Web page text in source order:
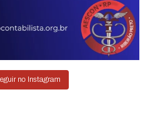
no Instagram